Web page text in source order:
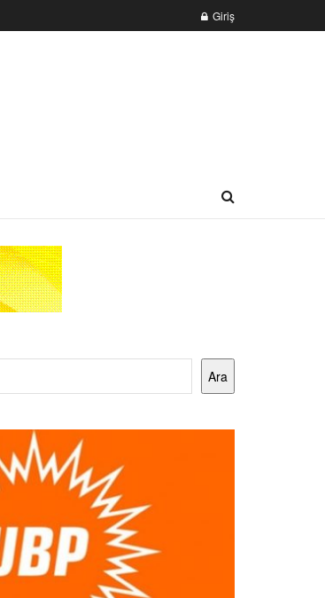
Giriş
Ara